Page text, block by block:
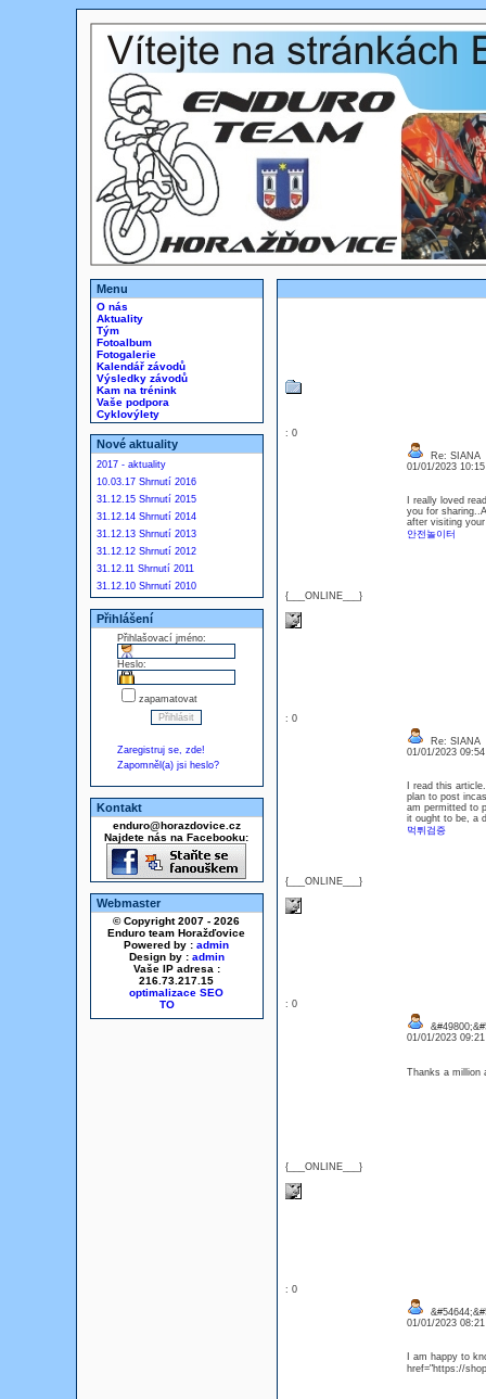
Menu
O nás
Aktuality
Tým
Fotoalbum
Fotogalerie
Kalendář závodů
Výsledky závodů
Kam na trénink
Vaše podpora
Cyklovýlety
Nové aktuality
2017 - aktuality
10.03.17 Shrnutí 2016
31.12.15 Shrnutí 2015
31.12.14 Shrnutí 2014
31.12.13 Shrnutí 2013
31.12.12 Shrnutí 2012
31.12.11 Shrnutí 2011
31.12.10 Shrnutí 2010
Přihlášení
Přihlašovací jméno:
Heslo:
zapamatovat
Zaregistruj se, zde!
Zapomněl(a) jsi heslo?
Kontakt
enduro@horazdovice.cz
Najdete nás na Facebooku:
Webmaster
© Copyright 2007 - 2026
Enduro team Horažďovice
Powered by : admin
Design by : admin
Vaše IP adresa :
216.73.217.15
optimalizace SEO
: 0
{___ONLINE___}
Re: SIANA
01/01/2023
I really loved
you for
after visiting
안전놀이터
: 0
{___ONLINE___}
Re: SIANA
01/01/2023
I read this
plan to post
am permitted to
it ought to be, a
먹튀검증
: 0
{___ONLINE___}
01/01/2023
Thanks a million
: 0
01/01/2023
I am happy to
href="https://